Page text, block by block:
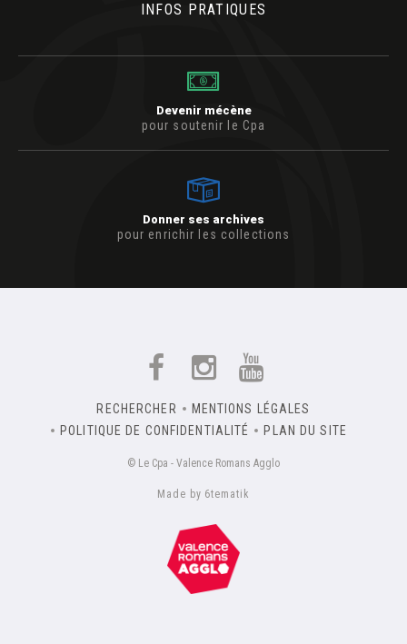
INFOS PRATIQUES
Devenir mécène
pour soutenir le Cpa
Donner ses archives
pour enrichir les collections
RECHERCHER
MENTIONS LÉGALES
POLITIQUE DE CONFIDENTIALITÉ
PLAN DU SITE
© Le Cpa - Valence Romans Agglo
Made by 6tematik